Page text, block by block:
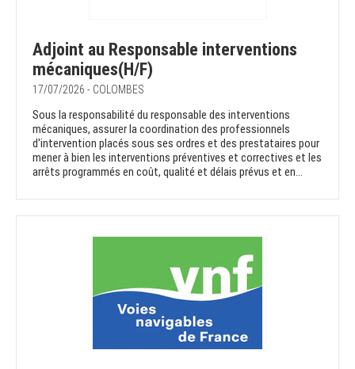
Adjoint au Responsable interventions
mécaniques(H/F)
17/07/2026 - COLOMBES
Sous la responsabilité du responsable des interventions
mécaniques, assurer la coordination des professionnels
d'intervention placés sous ses ordres et des prestataires pour
mener à bien les interventions préventives et correctives et les
arrêts programmés en coût, qualité et délais prévus et en...